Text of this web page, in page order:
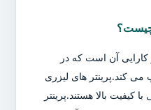
چیست؟
آن است که در
می کند.پرینتر های لیزری
کیفیت بالا هستند.پرینتر